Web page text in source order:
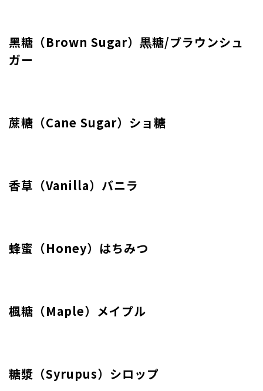
黑糖（Brown Sugar）黒糖/ブラウンシュ
ガー
蔗糖（Cane Sugar）ショ糖
香草（Vanilla）バニラ
蜂蜜（Honey）はちみつ
楓糖（Maple）メイプル
糖漿（Syrupus）シロップ